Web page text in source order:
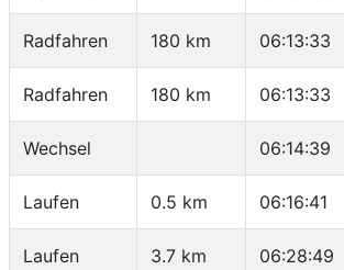
Radfahren 180 km 06:13:33
Radfahren 180 km 06:13:33
Wechsel 06:14:39
Laufen 0.5 km 06:16:41
Laufen 3.7 km 06:28:49